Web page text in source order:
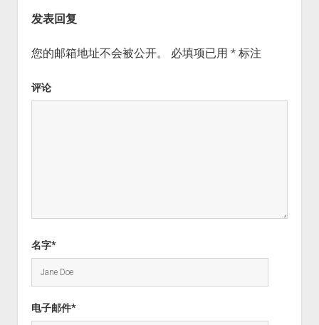
发表回复
您的邮箱地址不会被公开。 必填项已用 *标注
评论
名字*
电子邮件*